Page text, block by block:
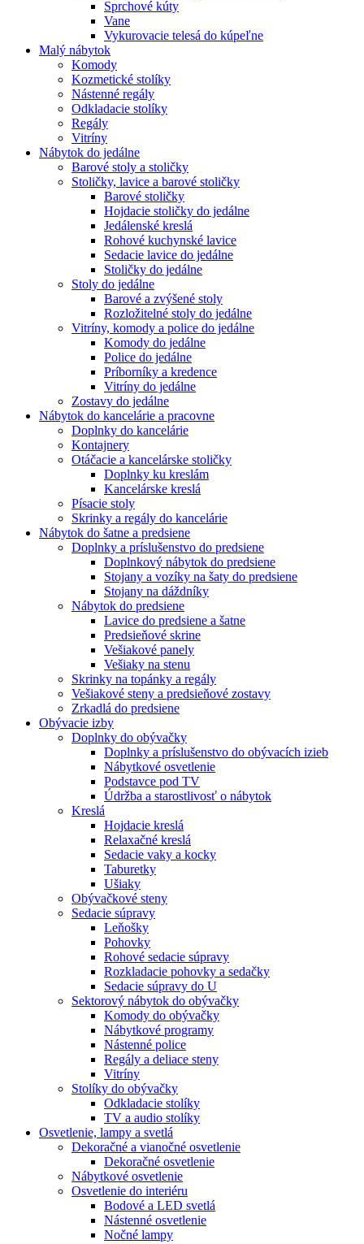
Sprchové kúty
Vane
Vykurovacie telesá do kúpeľne
Malý nábytok
Komody
Kozmetické stolíky
Nástenné regály
Odkladacie stolíky
Regály
Vitríny
Nábytok do jedálne
Barové stoly a stoličky
Stoličky, lavice a barové stoličky
Barové stoličky
Hojdacie stoličky do jedálne
Jedálenské kreslá
Rohové kuchynské lavice
Sedacie lavice do jedálne
Stoličky do jedálne
Stoly do jedálne
Barové a zvýšené stoly
Rozložitelné stoly do jedálne
Vitríny, komody a police do jedálne
Komody do jedálne
Police do jedálne
Príborníky a kredence
Vitríny do jedálne
Zostavy do jedálne
Nábytok do kancelárie a pracovne
Doplnky do kancelárie
Kontajnery
Otáčacie a kancelárske stoličky
Doplnky ku kreslám
Kancelárske kreslá
Písacie stoly
Skrinky a regály do kancelárie
Nábytok do šatne a predsiene
Doplnky a príslušenstvo do predsiene
Doplnkový nábytok do predsiene
Stojany a vozíky na šaty do predsiene
Stojany na dáždníky
Nábytok do predsiene
Lavice do predsiene a šatne
Predsieňové skrine
Vešiakové panely
Vešiaky na stenu
Skrinky na topánky a regály
Vešiakové steny a predsieňové zostavy
Zrkadlá do predsiene
Obývacie izby
Doplnky do obývačky
Doplnky a príslušenstvo do obývacích izieb
Nábytkové osvetlenie
Podstavce pod TV
Údržba a starostlivosť o nábytok
Kreslá
Hojdacie kreslá
Relaxačné kreslá
Sedacie vaky a kocky
Taburetky
Ušiaky
Obývačkové steny
Sedacie súpravy
Leňošky
Pohovky
Rohové sedacie súpravy
Rozkladacie pohovky a sedačky
Sedacie súpravy do U
Sektorový nábytok do obývačky
Komody do obývačky
Nábytkové programy
Nástenné police
Regály a deliace steny
Vitríny
Stolíky do obývačky
Odkladacie stolíky
TV a audio stolíky
Osvetlenie, lampy a svetlá
Dekoračné a vianočné osvetlenie
Dekoračné osvetlenie
Nábytkové osvetlenie
Osvetlenie do interiéru
Bodové a LED svetlá
Nástenné osvetlenie
Nočné lampy